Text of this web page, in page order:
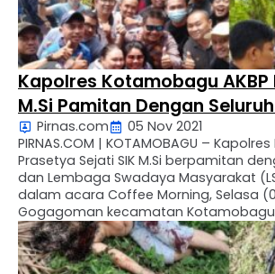
Kapolres Kotamobagu AKBP
M.Si Pamitan Dengan
LSMPirnas.com
05 Nov 2021
PIRNAS.COM | KOTAMOBAGU –
Prasetya Sejati SIK M.Si berpamitan
dan Lembaga Swadaya Masyarakat
dalam acara Coffee Morning, Selasa
Gogagoman kecamatan
yang selama ini dilaksanakan oleh
wartawan dan LSM dengan Kapolres
M.Si …